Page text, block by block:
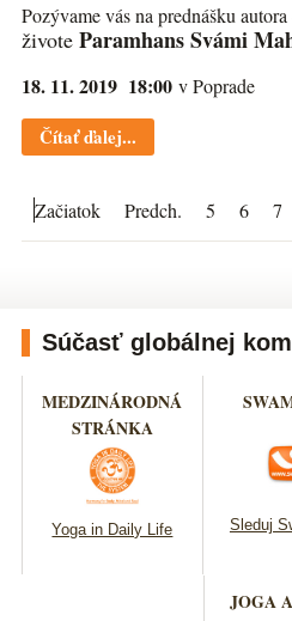
Pozývame vás na prednášku autora
živote Paramhans Svámi
18. 11. 2019 18:00 v Poprade
Čítať ďalej...
Začiatok Predch. 5 6 7
Súčasť globálnej
MEDZINÁRODNÁ
STRÁNKA
Yoga in Daily Life Sleduj
JOGA